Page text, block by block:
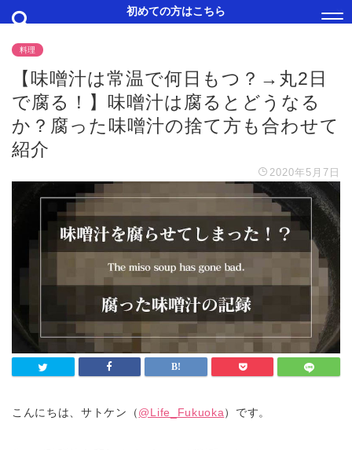
初めての方はこちら
料理
【味噌汁は常温で何日もつ？→丸2日
で腐る！】味噌汁は腐るとどうなる
か？腐った味噌汁の捨て方も合わせて
紹介
2020年5月7日
こんにちは、サトケン（ @Life_Fukuoka）です。